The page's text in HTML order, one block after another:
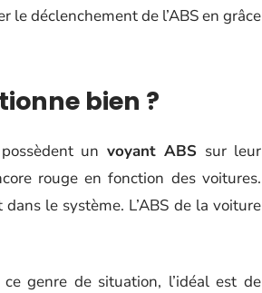
le déclenchement de l’ABS en grâce
bien ?
un voyant ABS sur leur
rouge en fonction des voitures.
le système. L’ABS de la voiture
genre de situation, l’idéal est de